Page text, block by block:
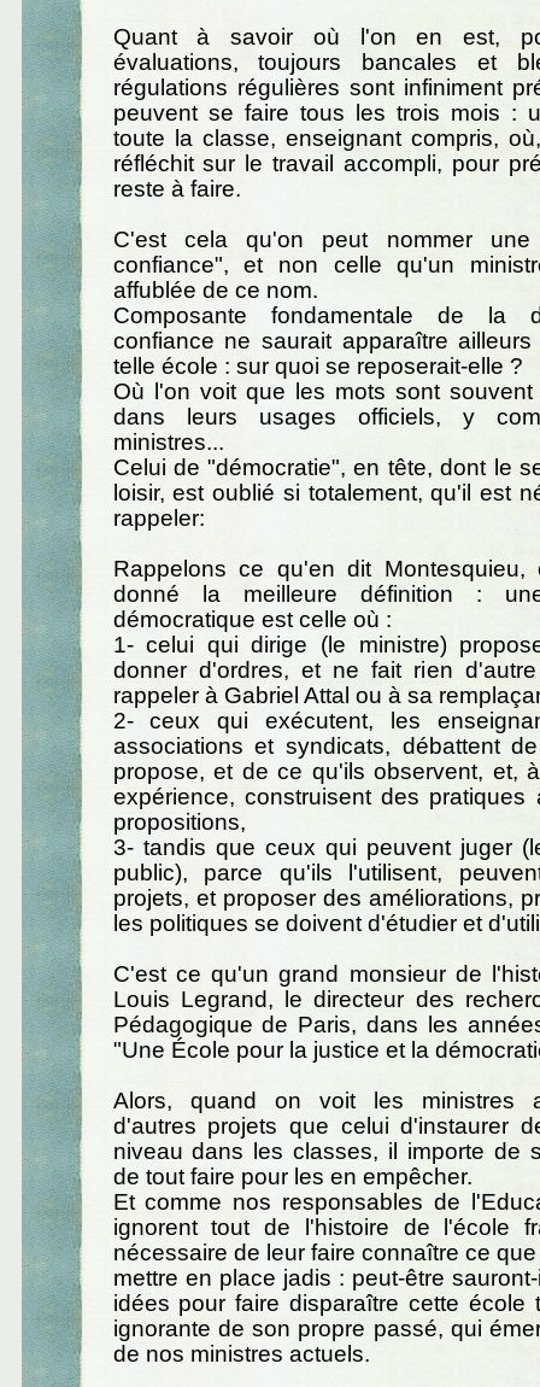
Quant à savoir où l'on en est,
évaluations, toujours bancales et
régulations régulières sont infiniment
peuvent se faire tous les trois mois :
toute la classe, enseignant compris,
réfléchit sur le travail accompli, pour
reste à faire.
C'est cela qu'on peut nommer
confiance", et non celle qu'un
affublée de ce nom.
Composante fondamentale de la
confiance ne saurait apparaître
telle école : sur quoi se reposerait-elle ?
Où l'on voit que les mots sont
dans leurs usages officiels, y
ministres...
Celui de "démocratie", en tête, dont le
loisir, est oublié si totalement, qu'il est
rappeler:
Rappelons ce qu'en dit
donné la meilleure définition :
démocratique est celle où :
1- celui qui dirige (le ministre)
donner d'ordres, et ne fait rien
rappeler à Gabriel Attal ou à sa
2- ceux qui exécutent, les
associations et syndicats, débattent
propose, et de ce qu'ils observent, et,
expérience, construisent des
propositions,
3- tandis que ceux qui peuvent juger
public), parce qu'ils l'utilisent,
projets, et proposer des améliorations,
les politiques se doivent d'étudier et
C'est ce qu'un grand monsieur de
Louis Legrand, le directeur des
Pédagogique de Paris, dans les
"Une École pour la justice et la
Alors, quand on voit les ministres
d'autres projets que celui d'instaurer
niveau dans les classes, il importe de
de tout faire pour les en empêcher.
Et comme nos responsables de
ignorent tout de l'histoire de l'école
nécessaire de leur faire connaître ce
mettre en place jadis : peut-être
idées pour faire disparaître cette école
ignorante de son propre passé, qui
de nos ministres actuels.